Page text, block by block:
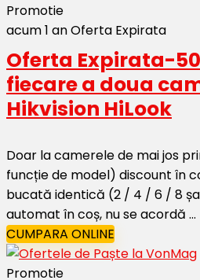
Promotie
acum 1 anOferta Expirata
Oferta Expirata-
fiecare a doua
Hikvision HiLook
Doar la camerele de mai jos
funcție de model) discount în
bucată identică (2 / 4 / 6 / 8
automat în coș, nu se acordă ...
CUMPARA ONLINE
Promotie